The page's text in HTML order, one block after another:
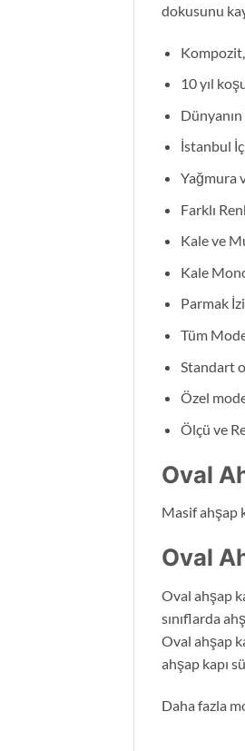
dokusunu
10 yıl
İstanbul
Yağmura
Farklı
Kale ve
Kale
Parmak
Tüm
Standart
Özel
Ölçü ve
Oval
Masif ahşap
Oval
Oval ahşap
sınıflarda
Oval ahşap
ahşap kapı
Daha fazla